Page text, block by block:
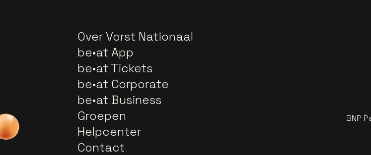
Over Vorst Nationaal
be•at App
be•at Tickets
be•at Corporate
be•at Business
Groepen
Helpcenter
Contact
BNP